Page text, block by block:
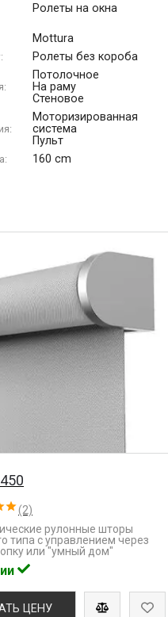
Ролеты на окна
Mottura
Ролеты без короба
Потолочное
На раму
Стеновое
Моторизированная
система
Пульт
160 cm
(2)
рулонные шторы
типа с управлением через
или "умный дом"
ЦЕНУ